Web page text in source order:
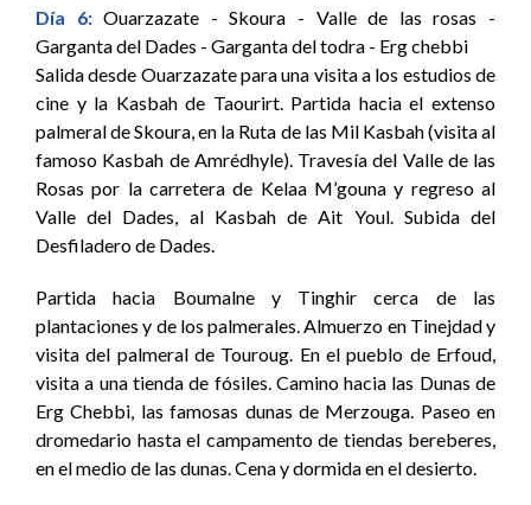
Día 6:Ouarzazate - Skoura - Valle de las rosas -
Garganta del Dades - Garganta del todra - Erg chebbi
Salida desde Ouarzazate para una visita a los estudios de
cine y la Kasbah de Taourirt. Partida hacia el extenso
palmeral de Skoura, en la Ruta de las Mil Kasbah (visita al
famoso Kasbah de Amrédhyle). Travesía del Valle de las
Rosas por la carretera de Kelaa M’gouna y regreso al
Valle del Dades, al Kasbah de Ait Youl. Subida del
Desfiladero de Dades.
Partida hacia Boumalne y Tinghir cerca de las
plantaciones y de los palmerales. Almuerzo en Tinejdad y
visita del palmeral de Touroug. En el pueblo de Erfoud,
visita a una tienda de fósiles. Camino hacia las Dunas de
Erg Chebbi, las famosas dunas de Merzouga. Paseo en
dromedario hasta el campamento de tiendas bereberes,
en el medio de las dunas. Cena y dormida en el desierto.